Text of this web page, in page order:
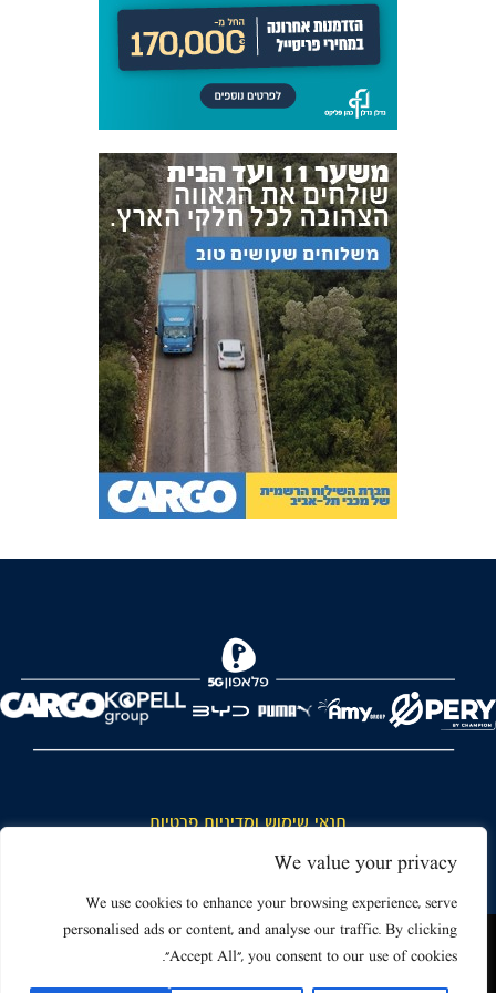
We value your privacy
We use cookies to enhance your browsing experience, serve
personalised ads or content, and analyse our traffic. By clicking
"Accept All", you consent to our use of cookies.
תנאי שימוש ומדיניות פרטיות
כללי כניסה והתנהגות באצטדיון ותנאי שימוש בכרטיסים
דרושים
צור קשר
האתר שאתה גולש בו עשוי להשתמש בעוגיות (קוקיז) ובטכנולוגיות דומות.
על ידי כניסה לאתר אתה מאשר את תנאי השימוש הכוללים שימוש בעוגיות
(קוקיז).